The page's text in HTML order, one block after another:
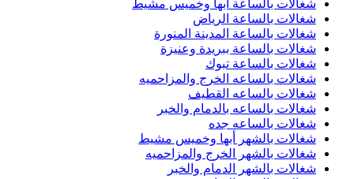
شغالات بالساعة أبها وخميس مشيط
شغالات بالساعة الرياض
شغالات بالساعة المدينة المنورة
شغالات بالساعة ببريدة وعنيزة
شغالات بالساعة تبوك
شغالات بالساعه الخرج والمزاحميه
شغالات بالساعه القطيف
شغالات بالساعه بالدمام والخبر
شغالات بالساعه جده
شغالات بالشهر أبها وخميس مشيط
شغالات بالشهر الخرج والمزاحميه
شغالات بالشهر الدمام والخبر